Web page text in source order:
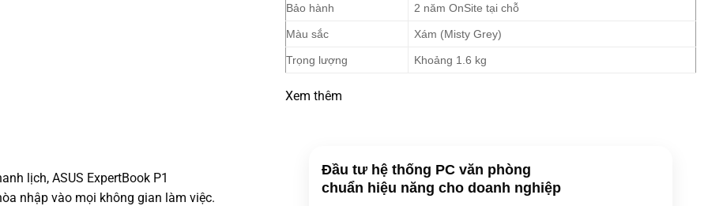
lịch, ASUS ExpertBook P1
nhập vào mọi không gian làm việc.
Bảo hành 2 năm OnSite tại chỗ
Màu sắc Xám (Misty Grey)
Trọng lượng Khoảng 1.6 kg
Xem thêm
Đầu tư hệ thống PC văn phòng
chuẩn hiệu năng cho doanh nghiệp